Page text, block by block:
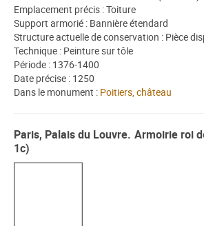
Emplacement précis : Toiture
Support armorié : Bannière étendard
Structure actuelle de conservation : Pièce
Technique : Peinture sur tôle
Période : 1376-1400
Date précise : 1250
Dans le monument : Poitiers, château
Paris, Palais du Louvre. Armoirie roi
1c)